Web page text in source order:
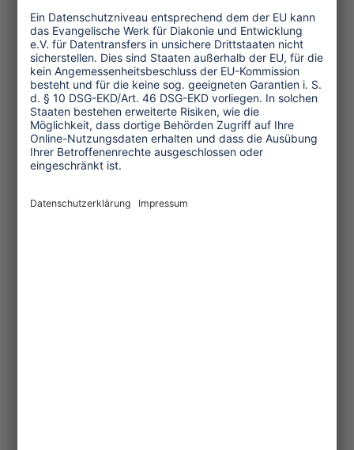
Kultur und Religion
Umwelt und Klima
Wirtschaft
Menschenrechte